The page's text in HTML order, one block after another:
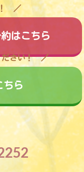
約はこちら
さい！
ちら